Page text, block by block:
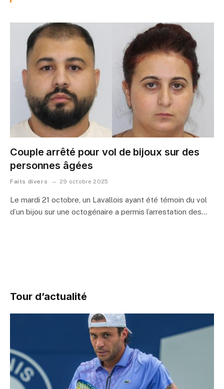
Couple arrêté pour vol de bijoux sur des
personnes âgées
Faits divers 29 octobre 2025
Le mardi 21 octobre, un Lavallois ayant été témoin du vol
d’un bijou sur une octogénaire a permis l’arrestation des…
Tour d’actualité